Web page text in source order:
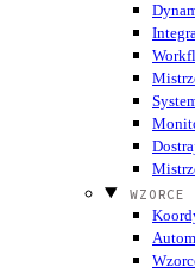
WZORCE